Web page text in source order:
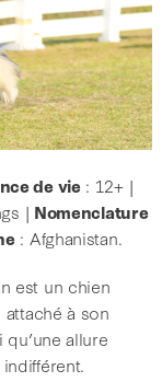
de vie: 12+ |
| Nomenclature
: Afghanistan.
est un chien
à son
allure